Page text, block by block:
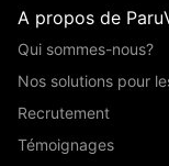
A propos de
Qui sommes-nous?
Nos solutions pour
Recrutement
Témoignages